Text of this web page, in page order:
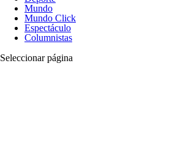
Mundo
Mundo Click
Espectáculo
Columnistas
Seleccionar página